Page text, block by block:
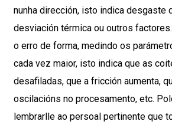
nunha dirección, isto indica desgaste
desviación térmica ou outros
o erro de forma, medindo os
cada vez maior, isto indica que as
desafiladas, que a fricción aumenta,
oscilacións no procesamento, etc.
lembrarlle ao persoal pertinente que